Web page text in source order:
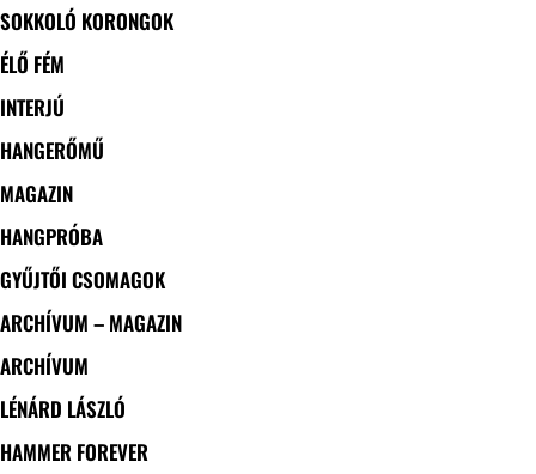
SOKKOLÓ KORONGOK
ÉLŐ FÉM
INTERJÚ
HANGERŐMŰ
MAGAZIN
HANGPRÓBA
GYŰJTŐI CSOMAGOK
ARCHÍVUM – MAGAZIN
ARCHÍVUM
LÉNÁRD LÁSZLÓ
HAMMER FOREVER